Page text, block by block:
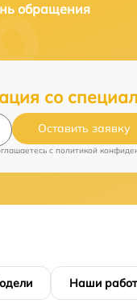
обращения
со
Оставить заявку
c политикой
Наши